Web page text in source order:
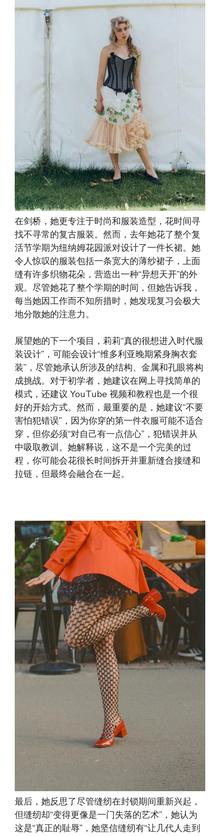
在剑桥，她更专注于时尚和服装造型，花时间寻
找不寻常的复古服装。然而，去年她花了整个复
活节学期为纽纳姆花园派对设计了一件长裙。她
令人惊叹的服装包括一条宽大的薄纱裙子，上面
缝有许多织物花朵，营造出一种“异想天开”的外
观。尽管她花了整个学期的时间，但她告诉我，
每当她因工作而不知所措时，她发现复习会极大
地分散她的注意力。
展望她的下一个项目，莉莉“真的很想进入时代服
装设计”，可能会设计“维多利亚晚期紧身胸衣套
装”，尽管她承认所涉及的结构、金属和孔眼将构
成挑战。对于初学者，她建议在网上寻找简单的
模式，还建议 YouTube 视频和教程也是一个很
好的开始方式。然而，最重要的是，她建议“不要
害怕犯错误”，因为你穿的第一件衣服可能不适合
穿，但你必须“对自己有一点信心”，犯错误并从
中吸取教训。她解释说，这不是一个完美的过
程，你可能会花很长时间拆开并重新缝合接缝和
拉链，但最终会融合在一起。
最后，她反思了尽管缝纫在封锁期间重新兴起，
但缝纫却“变得更像是一门失落的艺术”，她认为
这是“真正的耻辱”，她坚信缝纫有“让几代人走到